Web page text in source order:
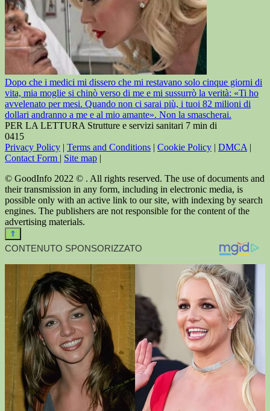
Dopo che i medici mi dissero che mi restavano solo cinque giorni di
vita, mia moglie si chinò verso di me e mi sussurrò la verità: «Ti ho
avvelenato per mesi. Quando non ci sarai più, i tuoi 82 milioni di
dollari andranno a me e al mio amante». Non la smascherai.
PER LA LETTURA Strutture e servizi sanitari 7 min di
0415
Privacy Policy | Terms and Conditions | Cookie Policy | DMCA |
Contact Form | Site map |
© GoodInfo 2022 © . All rights reserved. The use of documents and
their transmission in any form, including in electronic media, is
possible only with an active link to our site, with indexing by search
engines. The publishers are not responsible for the content of the
advertising materials.